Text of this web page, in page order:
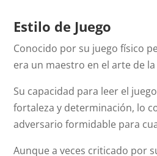
Estilo de Juego
Conocido por su juego físico
era un maestro en el arte de la
Su capacidad para leer el
fortaleza y determinación, lo
adversario formidable para
Aunque a veces criticado por